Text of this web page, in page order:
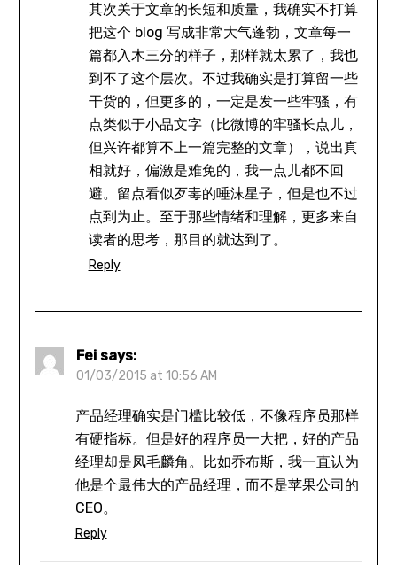
其次关于文章的长短和质量，我确实不打算
把这个 blog 写成非常大气蓬勃，文章每一
篇都入木三分的样子，那样就太累了，我也
到不了这个层次。不过我确实是打算留一些
干货的，但更多的，一定是发一些牢骚，有
点类似于小品文字（比微博的牢骚长点儿，
但兴许都算不上一篇完整的文章），说出真
相就好，偏激是难免的，我一点儿都不回
避。留点看似歹毒的唾沫星子，但是也不过
点到为止。至于那些情绪和理解，更多来自
读者的思考，那目的就达到了。
Reply
Fei says:
01/03/2015 at 10:56 AM
产品经理确实是门槛比较低，不像程序员那样
有硬指标。但是好的程序员一大把，好的产品
经理却是凤毛麟角。比如乔布斯，我一直认为
他是个最伟大的产品经理，而不是苹果公司的
CEO。
Reply